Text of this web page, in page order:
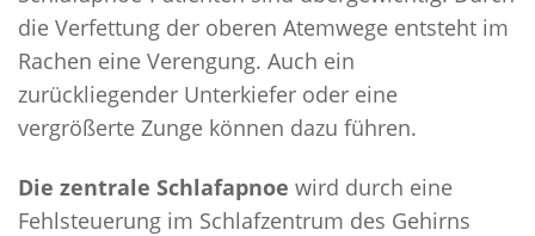
die Verfettung der oberen Atemwege entsteht im
Rachen eine Verengung. Auch ein
zurückliegender Unterkiefer oder eine
vergrößerte Zunge können dazu führen.
Die zentrale Schlafapnoe wird durch eine
Fehlsteuerung im Schlafzentrum des Gehirns